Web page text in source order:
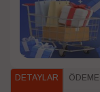
DETAYLAR